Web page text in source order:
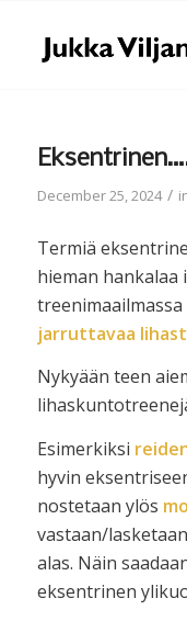
December 25, 2024 /
Termiä
hieman hankalaa
treenimaailmassa
jarruttavaa
Nykyään teen
Esimerkiksi
hyvin
nostetaan ylös
vastaan/
alas. Näin
eksentrinen